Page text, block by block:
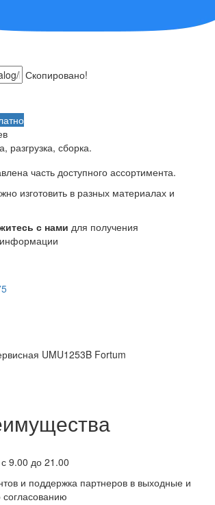
Скопировано!
разгрузка, сборка.
часть доступного ассортимента.
изготовить в разных материалах и
с нами для получения
UMU1253B Fortum
9.00 до 21.00
и поддержка партнеров в выходные и